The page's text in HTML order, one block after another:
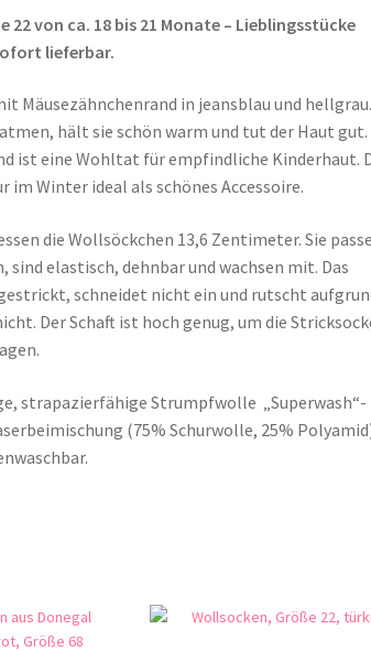
22 von ca. 18 bis 21 Monate – Lieblingsstücke
lieferbar.
Mäusezähnchenrand in jeansblau und hellgrau.
hält sie schön warm und tut der Haut gut.
ist eine Wohltat für empfindliche Kinderhaut.
im Winter ideal als schönes Accessoire.
die Wollsöckchen 13,6 Zentimeter. Sie
sind elastisch, dehnbar und wachsen mit. Das
schneidet nicht ein und rutscht
Der Schaft ist hoch genug, um die
strapazierfähige Strumpfwolle „Superwash“-
(75% Schurwolle, 25%